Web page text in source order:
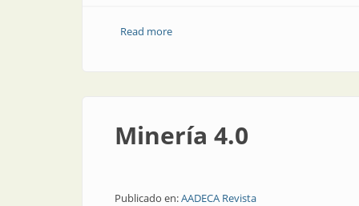
Read moreabout Enseñar a enseñar
Minería 4.0
Publicado en:AADECA Revista